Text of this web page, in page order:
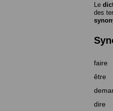
Le
des
faire
être
dire